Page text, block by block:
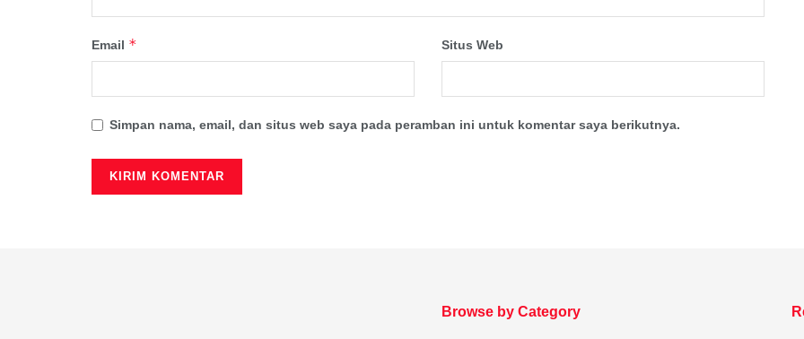
Email * Situs Web
Simpan nama, email, dan situs web saya pada peramban ini untuk komentar saya berikutnya.
Browse by Category